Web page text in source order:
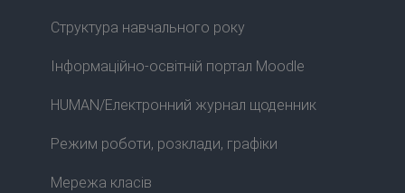
Структура навчального року
Інформаційно-освітній портал Moodle
HUMAN/Електронний журнал щоденник
Режим роботи, розклади, графіки
Мережа класів